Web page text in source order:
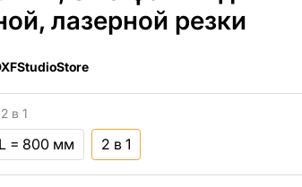
лазерной резки
2 в 1
L = 800 мм 2 в 1